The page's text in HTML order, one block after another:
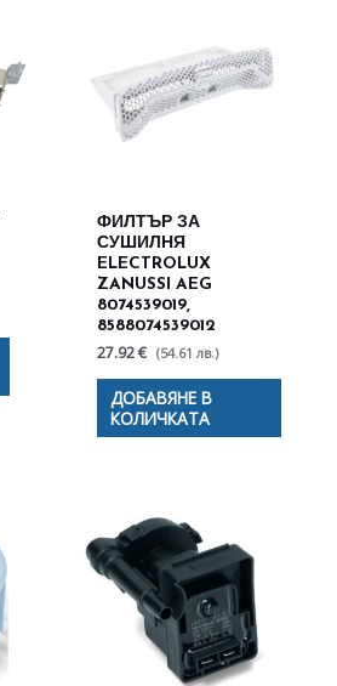
ФИЛТЪР ЗА
СУШИЛНЯ
ELECTROLUX
ZANUSSI AEG
8074539019,
8588074539012
27.92 € (54.61 лв.)
ДОБАВЯНЕ В
КОЛИЧКАТА